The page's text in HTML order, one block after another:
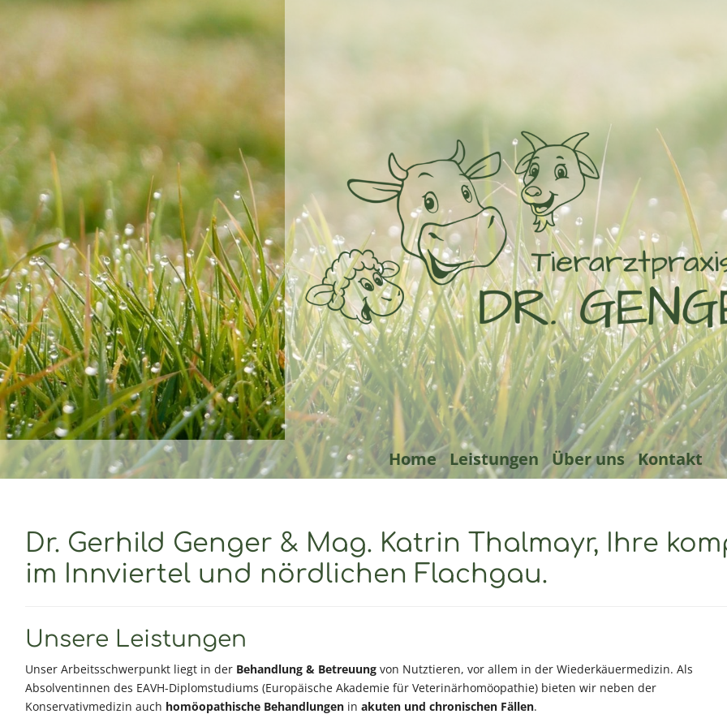
Home Leistungen Über uns Kontakt
Dr. Gerhild Genger & Mag. Katrin Thalmayr, Ihre
im Innviertel und nördlichen Flachgau.
Gesundheitsvorsorge, Klauenoperationen,
Ihrer fürsorglichen Tierarztpraxis.
Unsere Leistungen
Unser Arbeitsschwerpunkt liegt in der Behandlung & Betreuung von Nutztieren, vor allem in der Wiederkäuermedizin. Als
Absolventinnen des EAVH-Diplomstudiums (Europäische Akademie für Veterinärhomöopathie) bieten wir neben der
Konservativmedizin auch homöopathische Behandlungen in akuten und chronischen Fällen.